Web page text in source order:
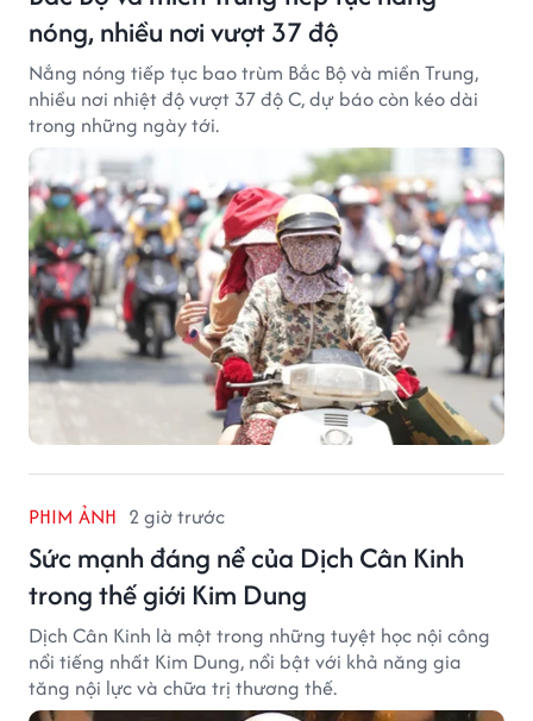
nóng, nhiều nơi vượt 37 độ
Nắng nóng tiếp tục bao trùm Bắc Bộ và miền Trung,
nhiều nơi nhiệt độ vượt 37 độ C, dự báo còn kéo dài
trong những ngày tới.
PHIM ẢNH 2 giờ trước
Sức mạnh đáng nể của Dịch Cân Kinh
trong thế giới Kim Dung
Dịch Cân Kinh là một trong những tuyệt học nội công
nổi tiếng nhất Kim Dung, nổi bật với khả năng gia
tăng nội lực và chữa trị thương thế.